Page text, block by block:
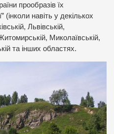
прообразів їх
(інколи навіть у декількох
Львівській,
Миколаївській,
та інших областях.